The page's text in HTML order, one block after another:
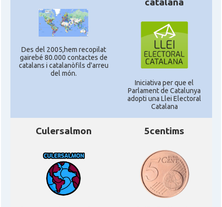
Des del 2005,hem recopilat
gairebé 80.000 contactes de
catalans i catalanòfils d'arreu
del món.
Iniciativa per que el
Parlament de Catalunya
adopti una Llei Electoral
Catalana
Culersalmon 5centims